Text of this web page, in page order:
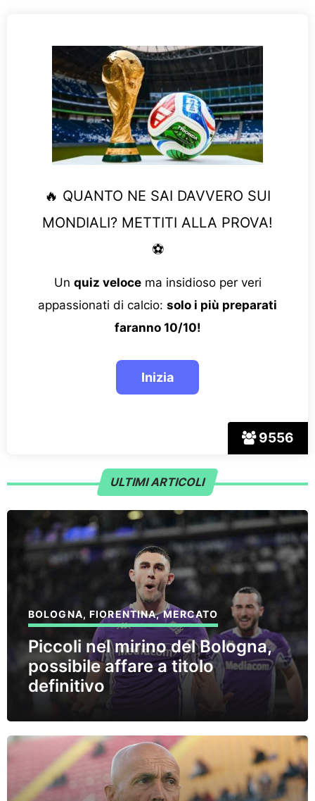
9556
🔥 QUANTO NE SAI DAVVERO SUI
MONDIALI? METTITI ALLA PROVA!
⚽
Un quiz velocema insidioso per veri
appassionati di calcio: solo i più preparati
faranno 10/10!
ULTIMI ARTICOLI
BOLOGNA,FIORENTINA,MERCATO
Piccoli nel mirino del Bologna,
possibile affare a titolo
definitivo